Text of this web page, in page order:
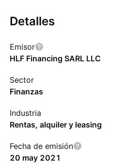
Detalles
Emisor
HLF Financing SARL LLC
Sector
Finanzas
Industria
Rentas, alquiler y leasing
Fecha de emisión
20 may 2021